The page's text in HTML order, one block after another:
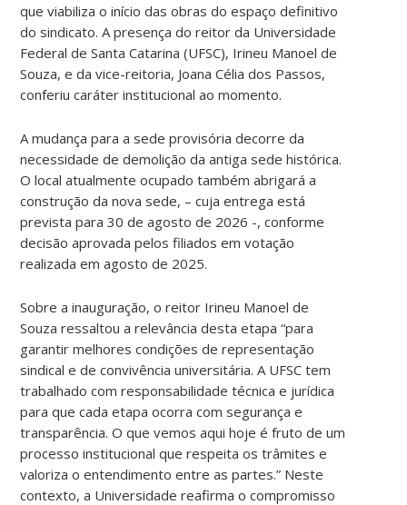
que viabiliza o início das obras do espaço definitivo
do sindicato. A presença do reitor da Universidade
Federal de Santa Catarina (UFSC), Irineu Manoel de
Souza, e da vice-reitoria, Joana Célia dos Passos,
conferiu caráter institucional ao momento.
A mudança para a sede provisória decorre da
necessidade de demolição da antiga sede histórica.
O local atualmente ocupado também abrigará a
construção da nova sede, – cuja entrega está
prevista para 30 de agosto de 2026 -, conforme
decisão aprovada pelos filiados em votação
realizada em agosto de 2025.
Sobre a inauguração, o reitor Irineu Manoel de
Souza ressaltou a relevância desta etapa “para
garantir melhores condições de representação
sindical e de convivência universitária. A UFSC tem
trabalhado com responsabilidade técnica e jurídica
para que cada etapa ocorra com segurança e
transparência. O que vemos aqui hoje é fruto de um
processo institucional que respeita os trâmites e
valoriza o entendimento entre as partes.” Neste
contexto, a Universidade reafirma o compromisso